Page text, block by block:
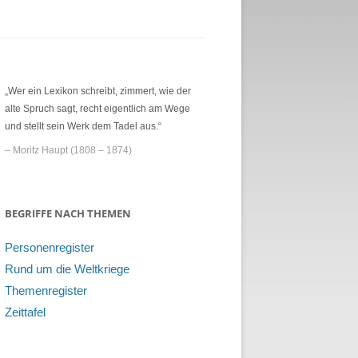
„Wer ein Lexikon schreibt, zimmert, wie der
alte Spruch sagt, recht eigentlich am Wege
und stellt sein Werk dem Tadel aus.“
– Moritz Haupt (1808 – 1874)
BEGRIFFE NACH THEMEN
Personenregister
Rund um die Weltkriege
Themenregister
Zeittafel